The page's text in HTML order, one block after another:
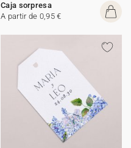
Caja sorpresa
A partir de 0,95 €